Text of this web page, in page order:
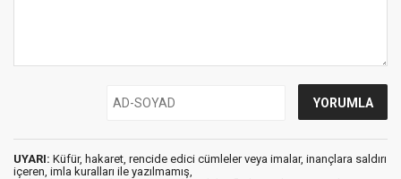
UYARI: Küfür, hakaret, rencide edici cümleler veya imalar, inançlara saldırı
içeren, imla kuralları ile yazılmamış,